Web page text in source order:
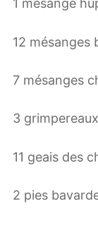
1 mésange
12 mésanges
7 mésanges
3
11 geais des
2 pies